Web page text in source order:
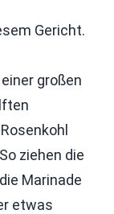
Gericht.
großen
ziehen die
Marinade
etwas